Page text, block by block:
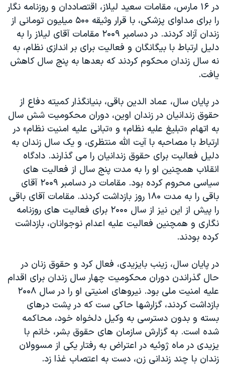
در ۱۶ مارس، مقامات سعید لیلاز، اقتصاددان و روزنامه نگار
را برای مداوای پزشکی، با قرار وثیقه ۵۰۰ میلیون تومانی از
زندان آزاد کردند. در دسامبر ۲۰۰۹ مقامات آقای لیلاز را به
دلیل ارتباط با بیگانگان و فعالیت برای بر اندازی نظام، به
نه سال زندان محکوم کردند که بعدها به پنج سال کاهش
یافت.
در پایان سال، عماد الدین باقی، بنیانگذار کمیته دفاع از
حقوق زندانیان در زندان اوین، دوران محکومیت شش سال
به اتهام «تبلیغ علیه نظام» و «تبانی علیه امنیت نظام» در
ارتباط با مصاحبه با آیت الله منتظری، و یک سال زندان به
دلیل فعالیت برای حقوق زندانیان را می گذارند. دادگاه
انقلاب همچنین او را به مدت پنج سال از فعالیت های
سیاسی محروم کرده بود. مقامات در دسامبر ۲۰۰۹ آقای
باقی را به مدت ۱۸۰ روز بازداشت کردند. مقامات آقای باقی
را پیش از این نیز از سال ۲۰۰۰ برای فعالیت های روزنامه
نگاری و همچنین فعالیت علیه اعدام نوجوانان، بازداشت
کرده بودند.
در پایان سال، زینب بایزیدی، فعال کرد و حقوق زنان در
حال گذراندن دوران محکومیت چهار سال زندان برای اقدام
علیه امنیت ملی بود. نیروهای امنیتی او را در سال ۲۰۰۸
بازداشت کردند، گزارشها حاکی ست که در پشت درهای
بسته و بدون دسترسی به وکیل دلخواه خود، محاکمه
شده است. به گزارش سازمان های حقوق بشر، خانم با
یزیدی در ماه ژوئیه در اعتراض به رفتار یکی از مسوولان
زندان با چند زندانی زن، دست به اعتصاب غذا زد.